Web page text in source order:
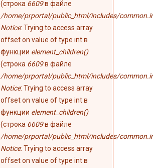
(строка 6609в файле
/home/prportal/public_html/includes/
Notice: Trying to access array
offset on value of type int в
функции element_children()
(строка 6609в файле
/home/prportal/public_html/includes/
Notice: Trying to access array
offset on value of type int в
функции element_children()
(строка 6609в файле
/home/prportal/public_html/includes/
Notice: Trying to access array
offset on value of type int в